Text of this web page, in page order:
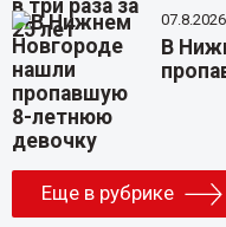
В
Еще в рубрике